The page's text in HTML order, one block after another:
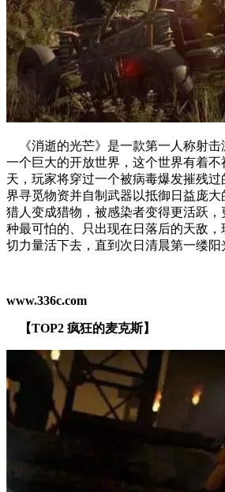
《消逝的光芒》是一款第一人称射击
一个巨大的开放世界，这个世界有着
天，玩家将穿过一个被病毒爆发摧残
界寻觅物资并自制武器以抵御日益庞大
猎人变成猎物，被感染者变得更活跃
种最可怕的、只出现在日落后的天敌
切力量活下去，直到次日清晨第一缕阳
www.336c.com
【TOP2 疯狂的麦克斯】